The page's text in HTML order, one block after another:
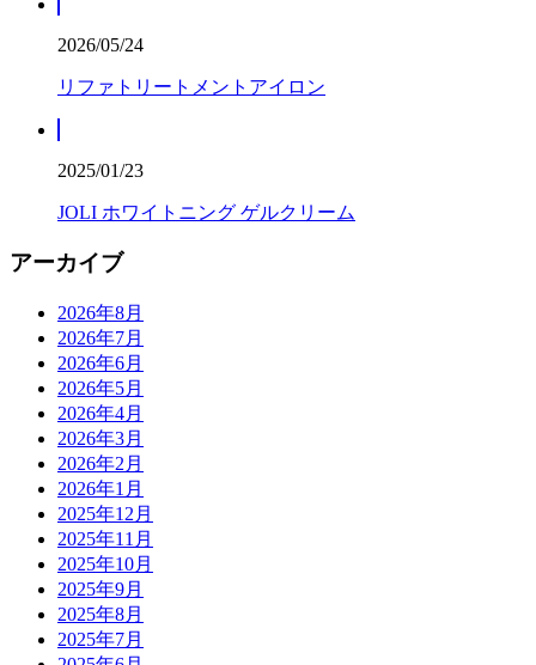
2026/05/24
リファトリートメントアイロン
2025/01/23
JOLI ホワイトニング ゲルクリーム
アーカイブ
2026年8月
2026年7月
2026年6月
2026年5月
2026年4月
2026年3月
2026年2月
2026年1月
2025年12月
2025年11月
2025年10月
2025年9月
2025年8月
2025年7月